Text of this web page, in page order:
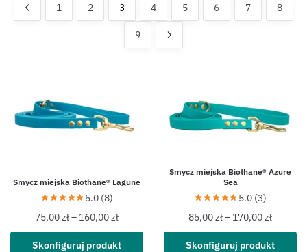
1 2 3 4 5 6 7 8
9
Smycz miejska Biothane® Lagune
5.0 (8)
75,00zł– 160,00zł
Skonfiguruj produkt
Smycz miejska Biothane® Azure
Sea
5.0 (3)
85,00zł– 170,00zł
Skonfiguruj produkt